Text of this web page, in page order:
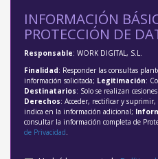
INFORMACIÓN
PROTECCIÓN DE
Responsable: WORK DIGITAL, S.L.
Finalidad: Responder las consultas
información solicitada; Legitimación:
Destinatarios: Solo se realizan
Derechos: Acceder, rectificar y suprimir,
indica en la información adicional;
consultar la información completa de
de Privacidad